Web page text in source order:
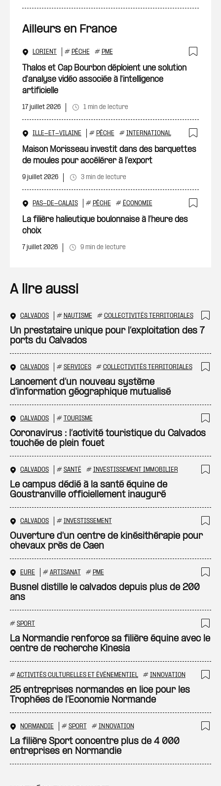
Ailleurs en France
LORIENT # PÊCHE # PME
Thalos et Cap Bourbon déploient une solution
d'analyse vidéo associée à l'intelligence
artificielle
17 juillet 2026 1 min de lecture
ILLE-ET-VILAINE # PÊCHE # INTERNATIONAL
Maison Morisseau investit dans des barquettes
de moules pour accélérer à l’export
9 juillet 2026 3 min de lecture
PAS-DE-CALAIS # PÊCHE # ÉCONOMIE
La filière halieutique boulonnaise à l’heure des
choix
7 juillet 2026 9 min de lecture
A lire aussi
CALVADOS # NAUTISME # COLLECTIVITÉS TERRITORIALES
Un prestataire unique pour l’exploitation des 7
ports du Calvados
CALVADOS # SERVICES # COLLECTIVITÉS TERRITORIALES
Lancement d’un nouveau système
d'information géographique mutualisé
CALVADOS # TOURISME
Coronavirus : l’activité touristique du Calvados
touchée de plein fouet
CALVADOS # SANTÉ # INVESTISSEMENT IMMOBILIER
Le campus dédié à la santé équine de
Goustranville officiellement inauguré
CALVADOS # INVESTISSEMENT
Ouverture d'un centre de kinésithérapie pour
chevaux près de Caen
EURE # ARTISANAT # PME
Busnel distille le calvados depuis plus de 200
ans
# SPORT
La Normandie renforce sa filière équine avec le
centre de recherche Kinesia
# ACTIVITÉS CULTURELLES ET ÉVÉNEMENTIEL # INNOVATION
25 entreprises normandes en lice pour les
Trophées de l’Economie Normande
NORMANDIE # SPORT # INNOVATION
La filière Sport concentre plus de 4 000
entreprises en Normandie